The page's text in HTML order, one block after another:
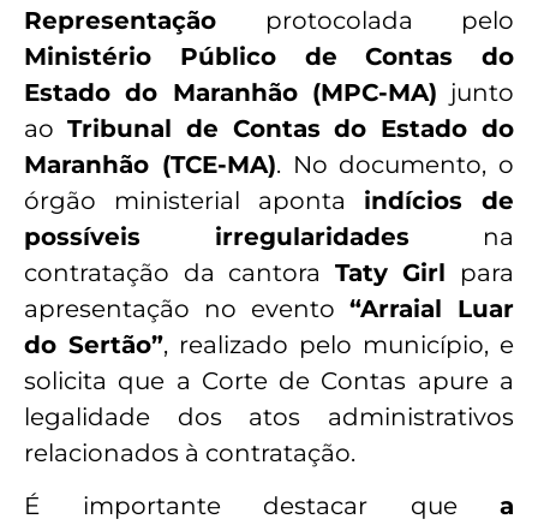
Representação protocolada pelo
Ministério Público de Contas do
Estado do Maranhão (MPC-MA) junto
ao Tribunal de Contas do Estado do
Maranhão (TCE-MA). No documento, o
órgão ministerial aponta indícios de
possíveis irregularidades na
contratação da cantora Taty Girl para
apresentação no evento “Arraial Luar
do Sertão”, realizado pelo município, e
solicita que a Corte de Contas apure a
legalidade dos atos administrativos
relacionados à contratação.
É importante destacar que a